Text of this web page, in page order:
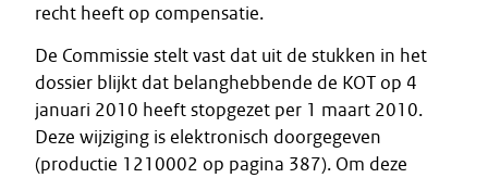
recht heeft op compensatie.
De Commissie stelt vast dat uit de stukken in het
dossier blijkt dat belanghebbende de KOT op 4
januari 2010 heeft stopgezet per 1 maart 2010.
Deze wijziging is elektronisch doorgegeven
(productie 1210002 op pagina 387). Om deze